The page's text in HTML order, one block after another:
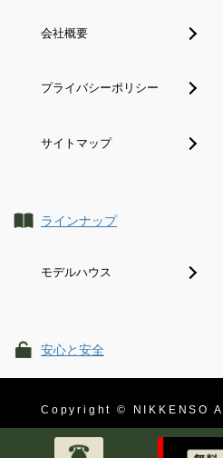
会社概要
プライバシーポリシー
サイトマップ
ラインナップ
モデルハウス
安心と安全
Copyright © NIKKENSO